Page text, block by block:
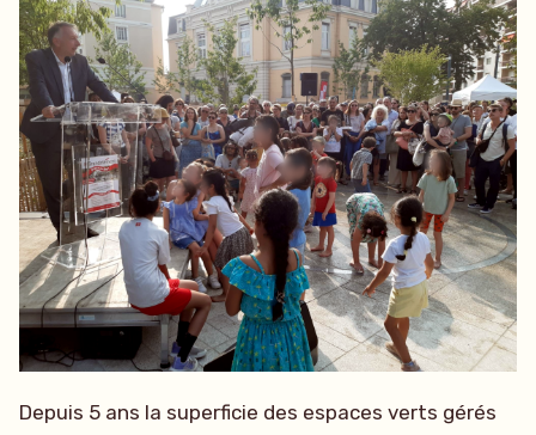
Depuis 5 ans la superficie des espaces verts gérés